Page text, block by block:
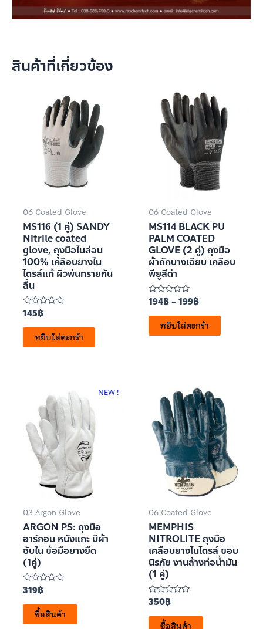
สินค้าที่เกี่ยวข้อง
06 Coated Glove
MS116 (1 คู่) SANDY
Nitrile coated
glove, ถุุงมือไนล่อน
100% เคลือบยางไน
ไตรล์แท้ ผิวพ่นทรายกัน
ลื่น
ให้
คะแนน
0
ตั้งแต่
5
145฿
หยิบใส่ตะกร้า
06 Coated Glove
MS114 BLACK PU
PALM COATED
GLOVE (2 คู่) ถุงมือ
ผ้าถักบางเฉียบ เคลือบ
พียูสีดำ
ให้
คะแนน
0
ตั้งแต่
5
194฿–199฿
หยิบใส่ตะกร้า
NEW !
03 Argon Glove
ARGON PS: ถุงมือ
อาร์กอน หนังแกะ มีผ้า
ซับใน ข้อมือยางยืด
(1คู่)
ให้
คะแนน
0
ตั้งแต่
5
319฿
ซื้อสินค้า
06 Coated Glove
MEMPHIS
NITROLITE ถุงมือ
เคลือบยางไนไตรล์ ขอบ
นิรภัย งานล้างท่อน้ำมัน
(1 คู่)
ให้
คะแนน
0
ตั้งแต่
350฿
ซื้อสินค้า